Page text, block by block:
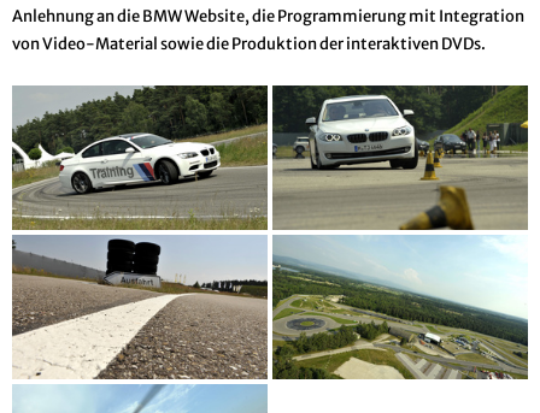
Anlehnung an die BMW Website, die Programmierung mit Integration
von Video-Material sowie die Produktion der interaktiven DVDs.